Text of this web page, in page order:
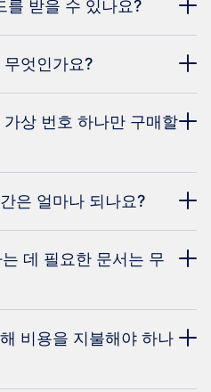
를 받을 수 있나요?
엇인가요?
상 번호 하나만 구매할
은 얼마나 되나요?
데 필요한 문서는 무
비용을 지불해야 하나